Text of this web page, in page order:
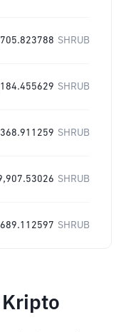
SHRUB
SHRUB
SHRUB
SHRUB
SHRUB
Kripto